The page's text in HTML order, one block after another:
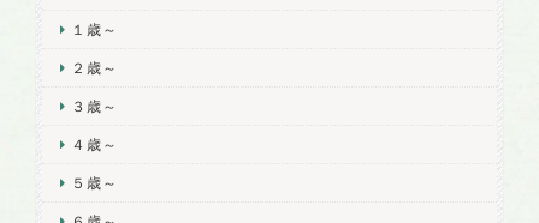
１歳～
２歳～
３歳～
４歳～
５歳～